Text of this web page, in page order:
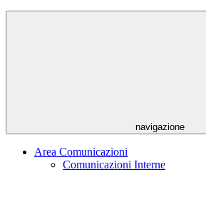
navigazione
Area Comunicazioni
Comunicazioni Interne